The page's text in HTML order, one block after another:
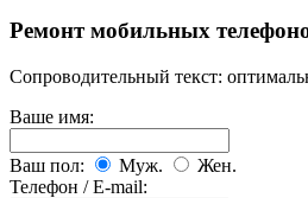
Ремонт мобильных
Сопроводительный текст:
Ваше имя:
Ваш пол: Муж.
Жен.
Телефон / E-mail: